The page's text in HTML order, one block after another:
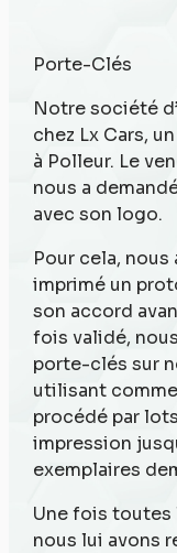
Porte-Clés
Notre société
chez Lx Cars,
à Polleur. Le
nous a
avec son logo.
Pour cela,
imprimé un
son accord
fois validé,
porte-clés sur
utilisant
procédé par
impression
exemplaires
Une fois toutes
nous lui avons